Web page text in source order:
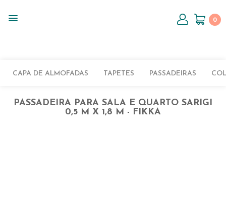
0
CAPA DE ALMOFADAS TAPETES PASSADEIRAS
PASSADEIRA PARA SALA E QUARTO SARIGI
0,5 M X 1,8 M - FIKKA